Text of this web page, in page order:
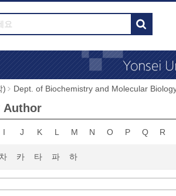
) Dept. of Biochemistry and Molecular
Author
I J K L M N O P Q R
차 카 타 파 하